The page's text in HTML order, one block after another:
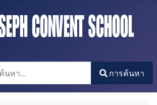
รค้นหา
2 or more characters for results.
การค้นหา